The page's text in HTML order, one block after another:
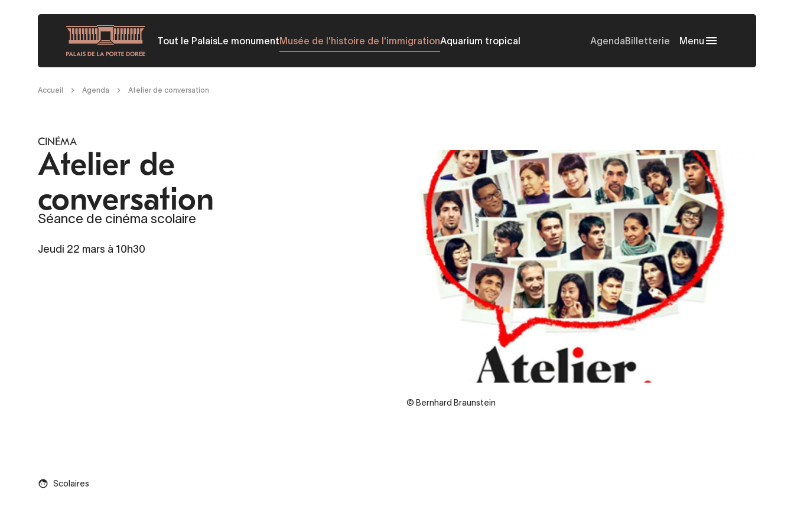
principal
Tout le PalaisLe monumentMusée de l'histoire de l'immigrationAquarium tropical AgendaBilletterie Menu
Fil
Accueil Agenda Atelier de conversation
CINÉMA
Atelier de
conversation
Séance de cinéma scolaire
Jeudi 22 mars à 10h30
© Bernhard Braunstein
Scolaires